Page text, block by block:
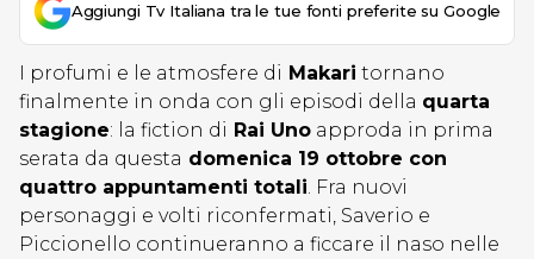
Aggiungi Tv Italiana tra le tue fonti preferite su Google
I profumi e le atmosfere di Makari tornano
finalmente in onda con gli episodi della quarta
stagione: la fiction di Rai Uno approda in prima
serata da questa domenica 19 ottobre con
quattro appuntamenti totali. Fra nuovi
personaggi e volti riconfermati, Saverio e
Piccionello continueranno a ficcare il naso nelle